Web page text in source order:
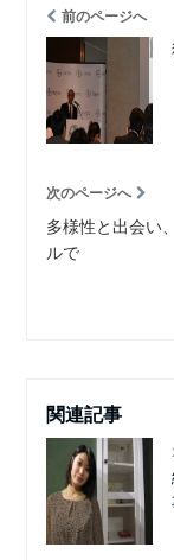
前のページへ
次のページへ
多様性と出会い
ルで
関連記事